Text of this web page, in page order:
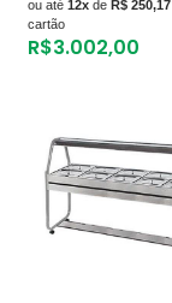
ou até 12x de R$ 250,17
cartão
R$3.002,00